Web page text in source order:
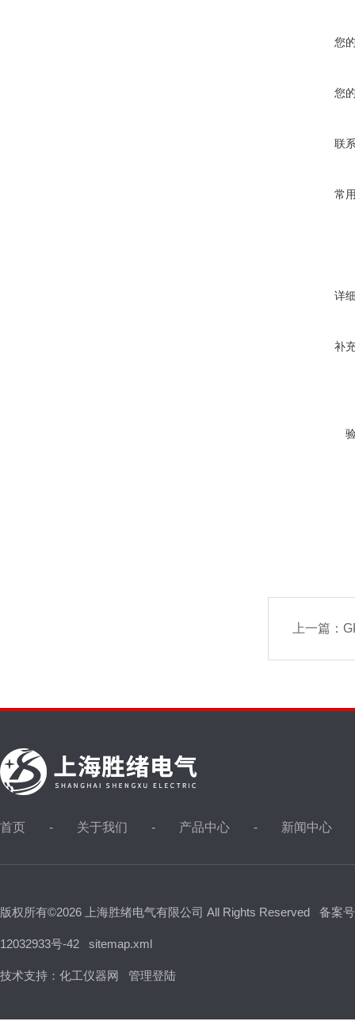
您
您
联
常
详
补
上一篇：
首页 关于我们 产品中心 新闻中心
版权所有©2026 上海胜绪电气有限公司 All Rights Reserved 备案
12032933号-42 sitemap.xml
技术支持： 化工仪器网 管理登陆